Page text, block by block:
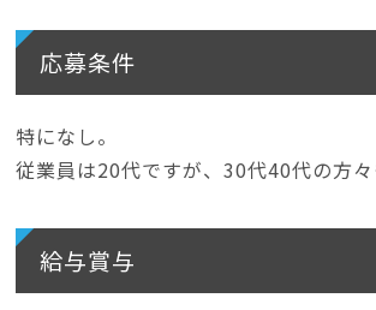
応募条件
特になし。
従業員は20代ですが、30代40代の方
給与賞与